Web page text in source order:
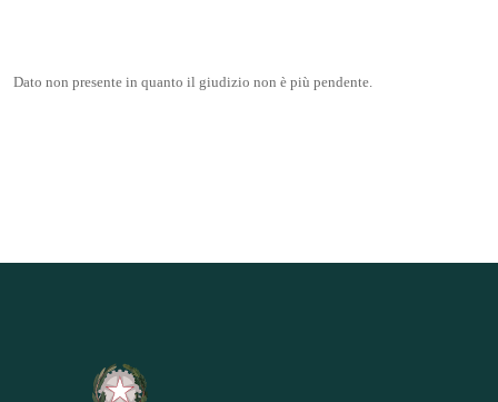
Dato non presente in quanto il giudizio non è più pendente.